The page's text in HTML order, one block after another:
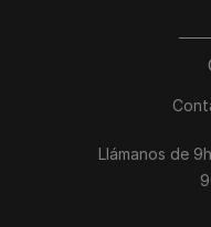
Llámanos de